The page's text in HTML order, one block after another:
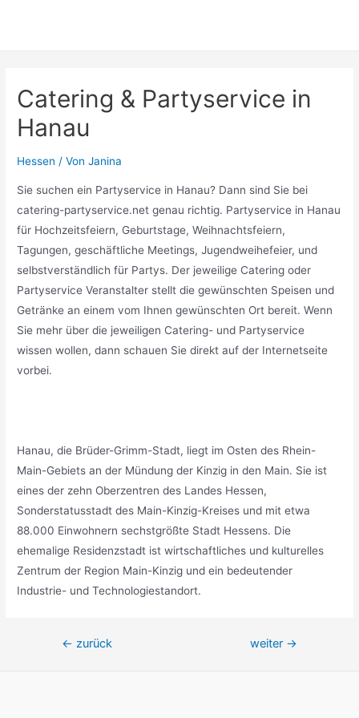
Catering & Partyservice in
Hanau
Hessen / VonJanina
Sie suchen ein Partyservice in Hanau? Dann sind Sie bei
catering-partyservice.net genau richtig. Partyservice in Hanau
für Hochzeitsfeiern, Geburtstage, Weihnachtsfeiern,
Tagungen, geschäftliche Meetings, Jugendweihefeier, und
selbstverständlich für Partys. Der jeweilige Catering oder
Partyservice Veranstalter stellt die gewünschten Speisen und
Getränke an einem vom Ihnen gewünschten Ort bereit. Wenn
Sie mehr über die jeweiligen Catering- und Partyservice
wissen wollen, dann schauen Sie direkt auf der Internetseite
vorbei.
Hanau, die Brüder-Grimm-Stadt, liegt im Osten des Rhein-
Main-Gebiets an der Mündung der Kinzig in den Main. Sie ist
eines der zehn Oberzentren des Landes Hessen,
Sonderstatusstadt des Main-Kinzig-Kreises und mit etwa
88.000 Einwohnern sechstgrößte Stadt Hessens. Die
ehemalige Residenzstadt ist wirtschaftliches und kulturelles
Zentrum der Region Main-Kinzig und ein bedeutender
Industrie- und Technologiestandort.
Beitragsnavigation
← zurück weiter →